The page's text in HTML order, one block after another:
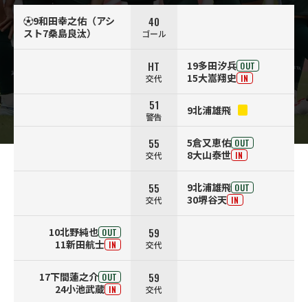
⚽9和田幸之佑（アシ
スト7桑島良汰）
40
ゴール
HT
交代
19多田汐兵 OUT
15大嵩翔史 IN
51
警告 9北浦雄飛
55
交代
5倉又恵佑 OUT
8大山泰世 IN
55
交代
9北浦雄飛 OUT
30堺谷天 IN
10北野純也 OUT
11新田航士 IN
59
交代
17下間蓮之介 OUT
24小池武蔵 IN
59
交代